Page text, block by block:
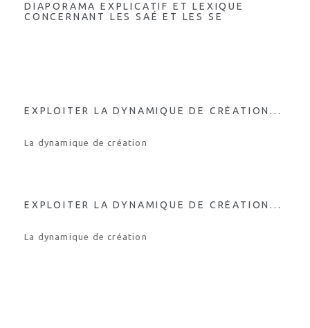
DIAPORAMA EXPLICATIF ET LEXIQUE
CONCERNANT LES SAÉ ET LES SE
EXPLOITER LA DYNAMIQUE DE CRÉATION...
La dynamique de création
EXPLOITER LA DYNAMIQUE DE CRÉATION...
La dynamique de création